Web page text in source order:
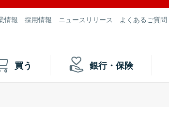
情報 採用情報 ニュースリリース よくあるご質
買う 銀行・保険